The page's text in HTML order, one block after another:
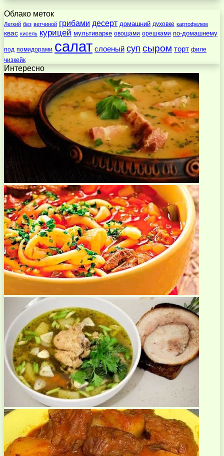
Облако меток
Легкий без ветчиной грибами десерт домашний духовке картофелем
квас кисель курицей мультиварке овощами орешками по-домашнему
под помидорами салат слоеный суп сыром торт филе
чизкейк
Интересно